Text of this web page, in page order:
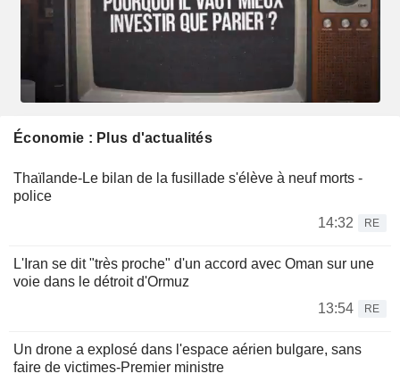
Économie : Plus d'actualités
Thaïlande-Le bilan de la fusillade s'élève à neuf morts -
police
14:32
RE
L'Iran se dit "très proche" d'un accord avec Oman sur une
voie dans le détroit d'Ormuz
13:54
RE
Un drone a explosé dans l'espace aérien bulgare, sans
faire de victimes-Premier ministre